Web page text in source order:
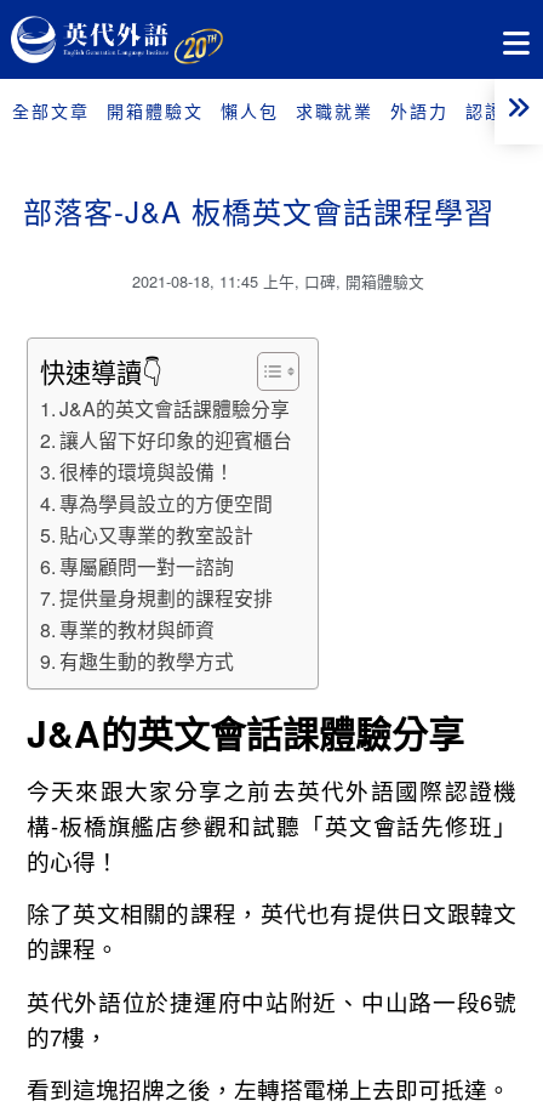
全部文章 開箱體驗文 懶人包 求職就業 外語力 認證考試
部落客-J&A 板橋英文會話課程學習
2021-08-18, 11:45 上午, 口碑, 開箱體驗文
快速導讀👇
J&A的英文會話課體驗分享
讓人留下好印象的迎賓櫃台
很棒的環境與設備！
專為學員設立的方便空間
貼心又專業的教室設計
專屬顧問一對一諮詢
提供量身規劃的課程安排
專業的教材與師資
有趣生動的教學方式
J&A的英文會話課體驗分享
今天來跟大家分享之前去英代外語國際認證機
構-板橋旗艦店參觀和試聽「英文會話先修班」
的心得！
除了英文相關的課程，英代也有提供日文跟韓文
的課程。
英代外語位於捷運府中站附近、中山路一段6號
的7樓，
看到這塊招牌之後，左轉搭電梯上去即可抵達。